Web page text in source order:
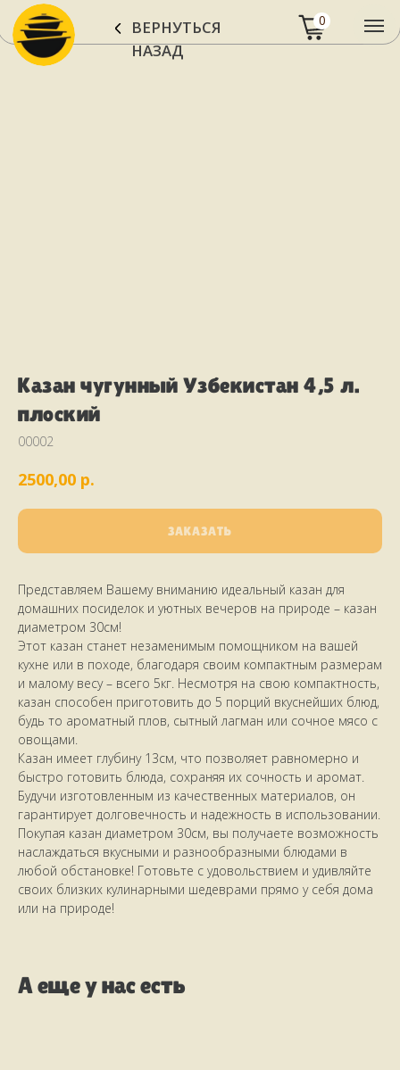
ВЕРНУТЬСЯ
НАЗАД
Казан чугунный Узбекистан 4,5 л.
плоский
00002
2500,00 р.
ЗАКАЗАТЬ
Представляем Вашему вниманию идеальный казан для
домашних посиделок и уютных вечеров на природе – казан
диаметром 30см!
Этот казан станет незаменимым помощником на вашей
кухне или в походе, благодаря своим компактным размерам
и малому весу – всего 5кг. Несмотря на свою компактность,
казан способен приготовить до 5 порций вкуснейших блюд,
будь то ароматный плов, сытный лагман или сочное мясо с
овощами.
Казан имеет глубину 13см, что позволяет равномерно и
быстро готовить блюда, сохраняя их сочность и аромат.
Будучи изготовленным из качественных материалов, он
гарантирует долговечность и надежность в использовании.
Покупая казан диаметром 30см, вы получаете возможность
наслаждаться вкусными и разнообразными блюдами в
любой обстановке! Готовьте с удовольствием и удивляйте
своих близких кулинарными шедеврами прямо у себя дома
или на природе!
А еще у нас есть
НАШИ КЛИЕНТЫПИШУТ